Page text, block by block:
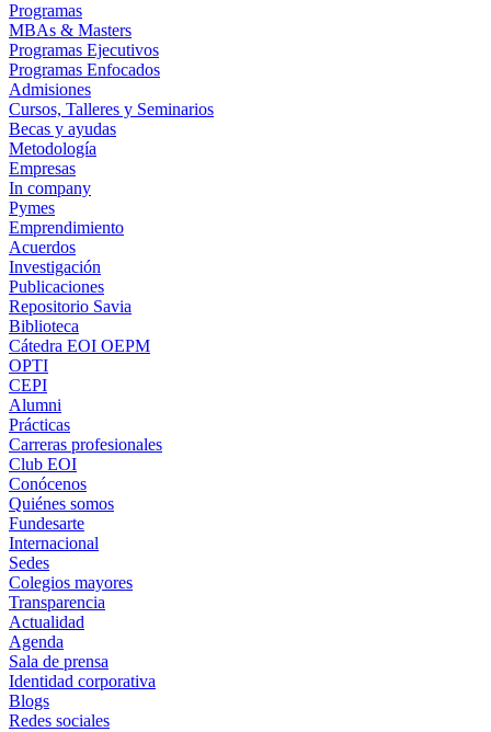
Programas
MBAs & Masters
Programas Ejecutivos
Programas Enfocados
Admisiones
Cursos, Talleres y Seminarios
Becas y ayudas
Metodología
Empresas
In company
Pymes
Emprendimiento
Acuerdos
Investigación
Publicaciones
Repositorio Savia
Biblioteca
Cátedra EOI OEPM
OPTI
CEPI
Alumni
Prácticas
Carreras profesionales
Club EOI
Conócenos
Quiénes somos
Fundesarte
Internacional
Sedes
Colegios mayores
Transparencia
Actualidad
Agenda
Sala de prensa
Identidad corporativa
Blogs
Redes sociales